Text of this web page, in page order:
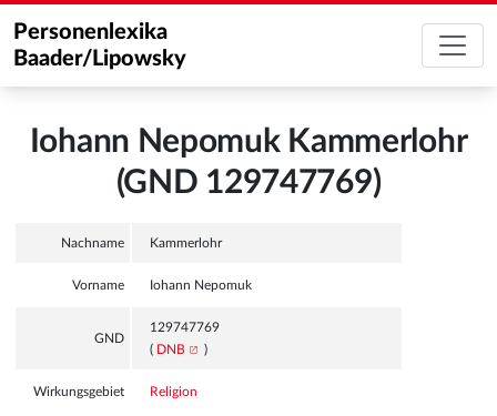
Personenlexika
Baader/Lipowsky
Iohann Nepomuk Kammerlohr
(GND 129747769)
Nachname Kammerlohr
Vorname Iohann Nepomuk
GND
129747769
( DNB )
Wirkungsgebiet Religion